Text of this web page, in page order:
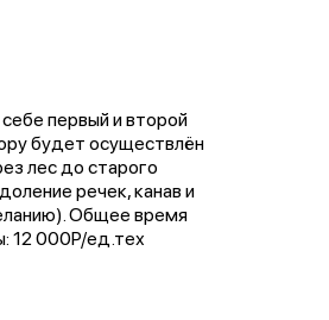
первый и второй
будет осуществлён
лес до старого
речек, канав и
Общее время
12 000Р/ед.тех